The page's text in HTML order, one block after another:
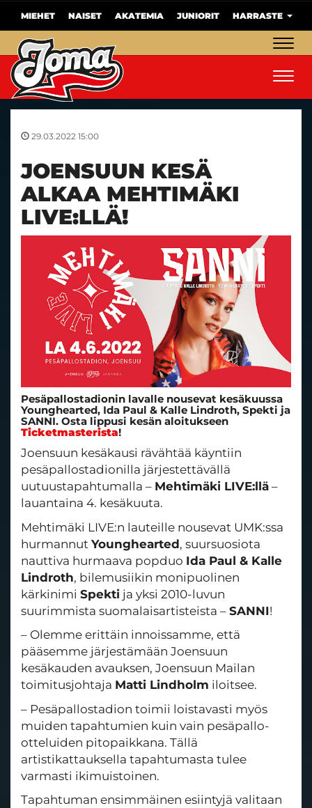
MIEHET NAISET AKATEMIA JUNIORIT HARRASTE
29.03.2022 15:00
JOENSUUN KESÄ
ALKAA MEHTIMÄKI
LIVE:LLÄ!
Pesäpallostadionin lavalle nousevat kesäkuussa
Younghearted, Ida Paul & Kalle Lindroth, Spekti ja
SANNI. Osta lippusi kesän aloitukseen
Ticketmasterista!
Joensuun kesäkausi rävähtää käyntiin
pesäpallostadionilla järjestettävällä
uutuustapahtumalla – Mehtimäki LIVE:llä –
lauantaina 4. kesäkuuta.
Mehtimäki LIVE:n lauteille nousevat UMK:ssa
hurmannut Younghearted, suursuosiota
nauttiva hurmaava popduo Ida Paul & Kalle
Lindroth, bilemusiikin monipuolinen
kärkinimi Spekti ja yksi 2010-luvun
suurimmista suomalaisartisteista – SANNI!
– Olemme erittäin innoissamme, että
pääsemme järjestämään Joensuun
kesäkauden avauksen, Joensuun Mailan
toimitusjohtaja Matti Lindholm iloitsee.
– Pesäpallostadion toimii loistavasti myös
muiden tapahtumien kuin vain pesäpallo-
otteluiden pitopaikkana. Tällä
artistikattauksella tapahtumasta tulee
varmasti ikimuistoinen.
Tapahtuman ensimmäinen esiintyjä valitaan